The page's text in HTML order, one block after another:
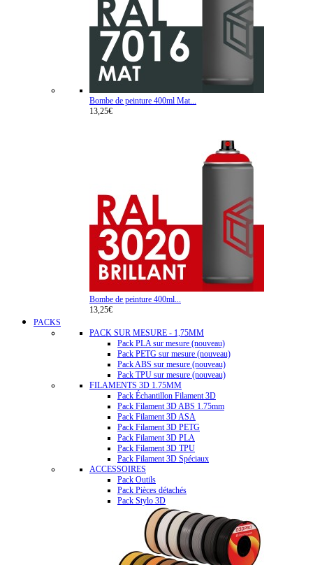
Bombe de peinture 400ml Mat...
13,25€
Bombe de peinture 400ml...
13,25€
PACKS
PACK SUR MESURE - 1,75MM
Pack PLA sur mesure (nouveau)
Pack PETG sur mesure (nouveau)
Pack ABS sur mesure (nouveau)
Pack TPU sur mesure (nouveau)
FILAMENTS 3D 1.75MM
Pack Échantillon Filament 3D
Pack Filament 3D ABS 1.75mm
Pack Filament 3D ASA
Pack Filament 3D PETG
Pack Filament 3D PLA
Pack Filament 3D TPU
Pack Filament 3D Spéciaux
ACCESSOIRES
Pack Outils
Pack Pièces détachés
Pack Stylo 3D